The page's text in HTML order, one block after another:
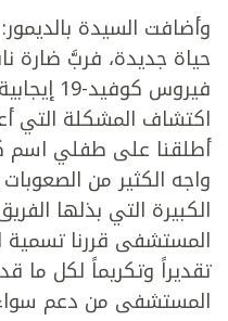
وأضافت السيدة
حياة جديدة، فربَّ ضارة
فيروس
اكتشاف المشكلة التي
أطلقنا على طفلي اسم
واجه الكثير من
الكبيرة التي بذلها
المستشفى قررنا تسمية
تقديراً وتكريماً لكل ما
المستشفى من دعم